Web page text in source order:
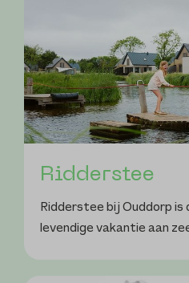
Ridderstee
Ridderstee bij Ouddorp is
levendige vakantie aan